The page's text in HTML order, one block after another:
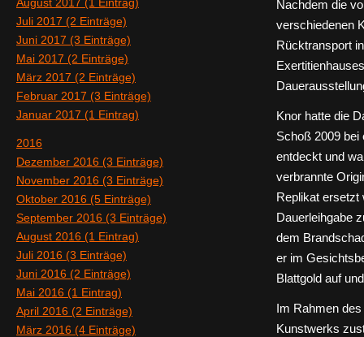
Juli 2017 (2 Einträge)
Juni 2017 (3 Einträge)
Mai 2017 (2 Einträge)
März 2017 (2 Einträge)
Februar 2017 (3 Einträge)
Januar 2017 (1 Eintrag)
2016
Dezember 2016 (3 Einträge)
November 2016 (3 Einträge)
Oktober 2016 (5 Einträge)
September 2016 (3 Einträge)
August 2016 (1 Eintrag)
Juli 2016 (3 Einträge)
Juni 2016 (2 Einträge)
Mai 2016 (1 Eintrag)
April 2016 (2 Einträge)
März 2016 (4 Einträge)
Nachdem die
verschiedenen
Rücktransport
Knor hatte die
Schoß 2009 bei
entdeckt und
verbrannte
Replikat ersetzt
Dauerleihgabe
dem
er im
Blattgold auf
Im Rahmen
Kunstwerks